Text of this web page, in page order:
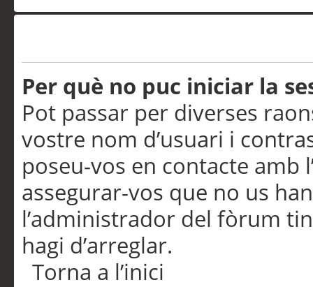
Per què no puc iniciar la
Pot passar per diverses
vostre nom d’usuari i
poseu-vos en contacte
assegurar-vos que no us
l’administrador del fòrum
hagi d’arreglar.
Torna a l’inici